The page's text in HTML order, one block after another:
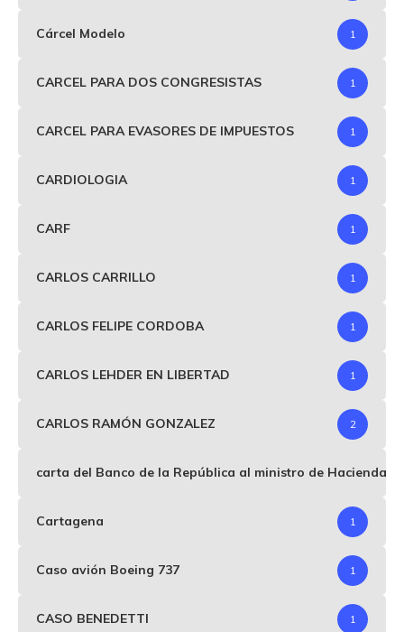
Cárcel Modelo 1
CARCEL PARA DOS CONGRESISTAS 1
CARCEL PARA EVASORES DE IMPUESTOS 1
CARDIOLOGIA 1
CARF 1
CARLOS CARRILLO 1
CARLOS FELIPE CORDOBA 1
CARLOS LEHDER EN LIBERTAD 1
CARLOS RAMÓN GONZALEZ 2
carta del Banco de la República al ministro de Hacienda
Cartagena 1
Caso avión Boeing 737 1
CASO BENEDETTI 1